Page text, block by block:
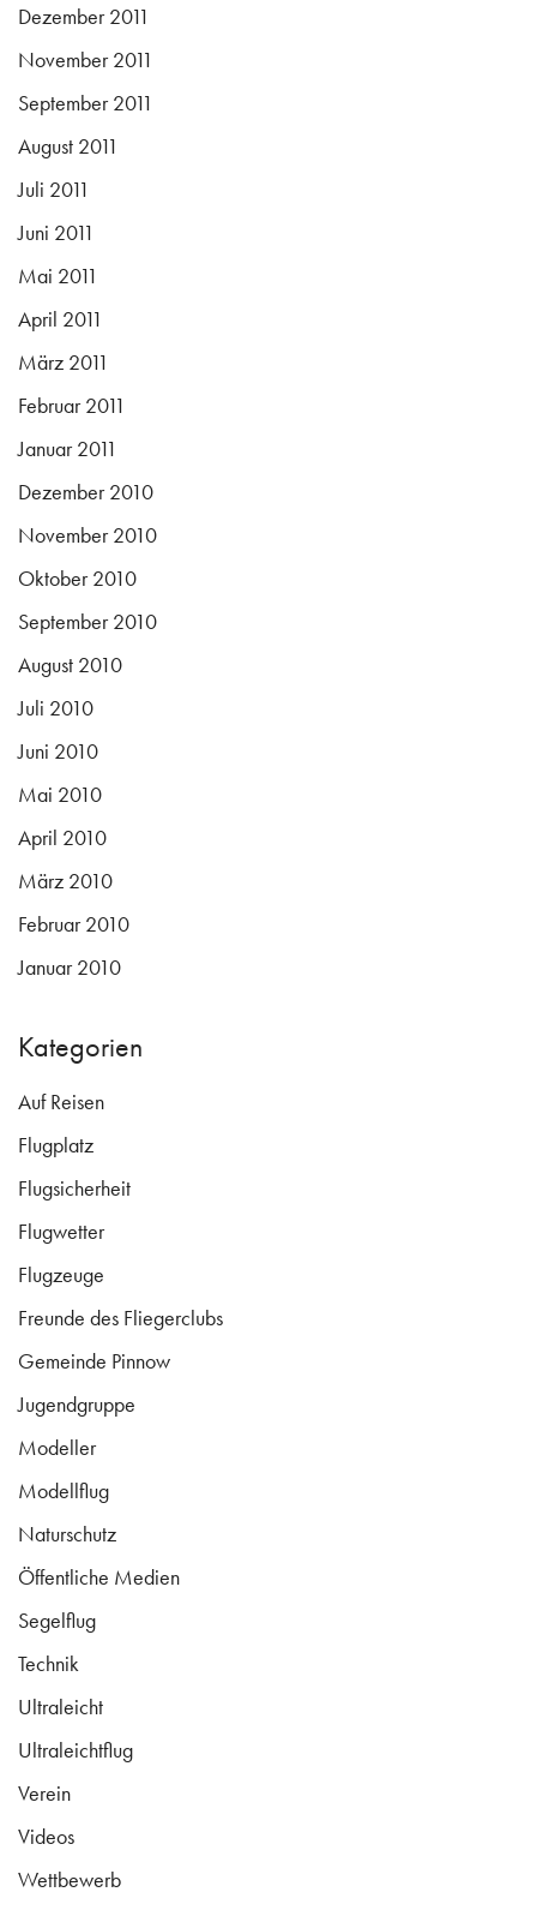
Dezember 2011
November 2011
September 2011
August 2011
Juli 2011
Juni 2011
Mai 2011
April 2011
März 2011
Februar 2011
Januar 2011
Dezember 2010
November 2010
Oktober 2010
September 2010
August 2010
Juli 2010
Juni 2010
Mai 2010
April 2010
März 2010
Februar 2010
Januar 2010
Kategorien
Auf Reisen
Flugplatz
Flugsicherheit
Flugwetter
Flugzeuge
Freunde des Fliegerclubs
Gemeinde Pinnow
Jugendgruppe
Modeller
Modellflug
Naturschutz
Öffentliche Medien
Segelflug
Technik
Ultraleicht
Ultraleichtflug
Verein
Videos
Wettbewerb